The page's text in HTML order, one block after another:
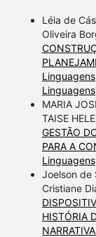
Léia de
Oliveira
MARIA
TAISE
GESTÃO
PARA A
Joelson de
Cristiane
HISTÓRIA